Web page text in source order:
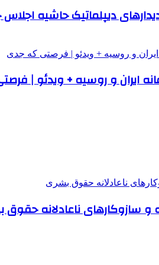
دیپلماتیک حاشیه
ایران و روسیه + ویدئو |
و سازوکارهای ناعادلانه